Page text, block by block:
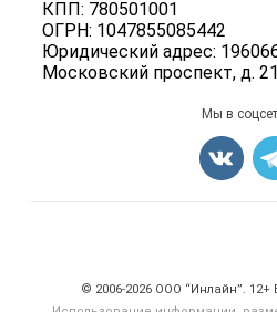
КПП: 780501001
ОГРН: 1047855085442
Юридический адрес:
Московский проспект, д.
Карта
Мы в
© 2006‑2026 ООО “Инлайн”.